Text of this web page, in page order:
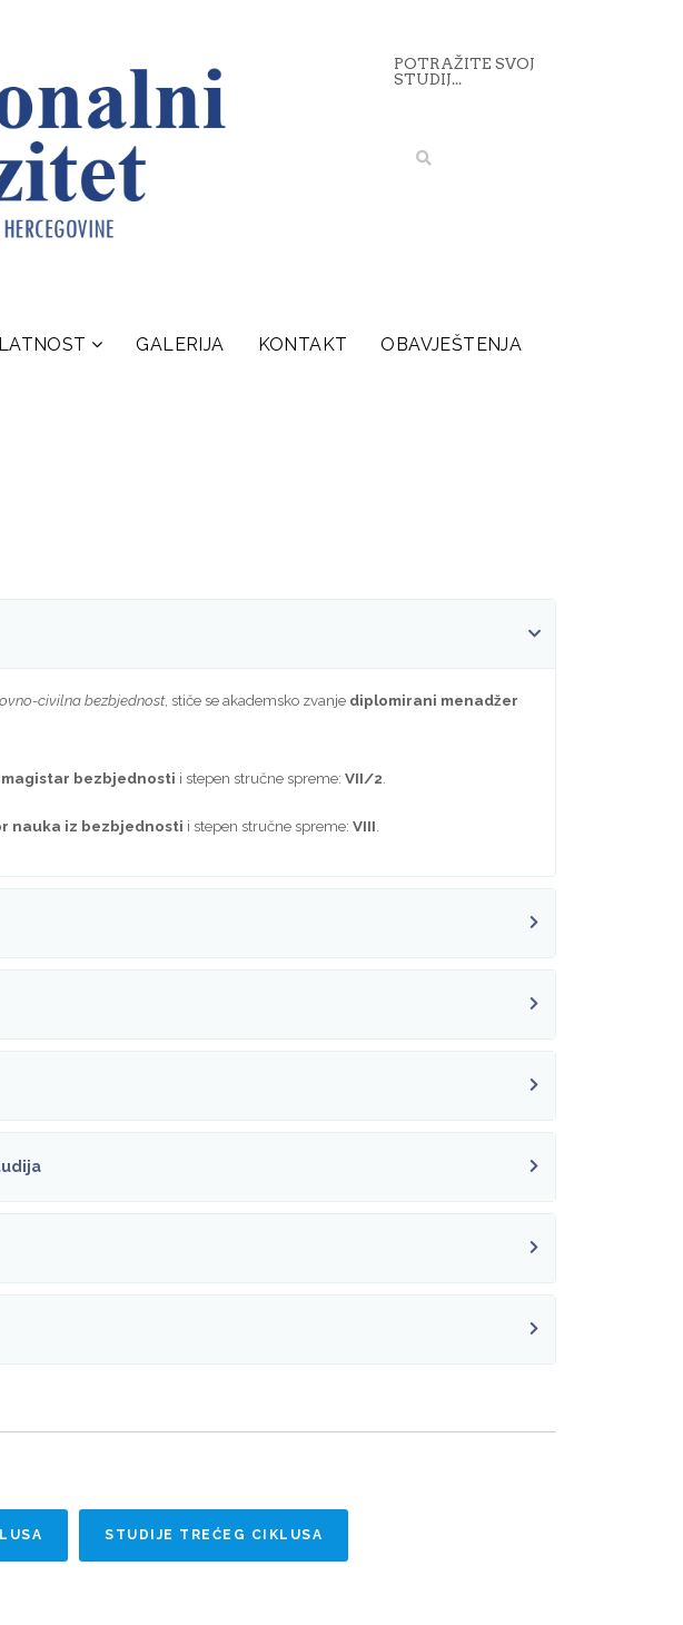
POTRAŽITE SVOJ
STUDIJ...
GALERIJA KONTAKT OBAVJEŠTENJA
civilna bezbjednost, stiče se akademsko zvanje diplomirani menadžer
magistar bezbjednosti i stepen stručne spreme: VII/2
nauka iz bezbjednosti i stepen stručne spreme: VIII
STUDIJE TREĆEG CIKLUSA